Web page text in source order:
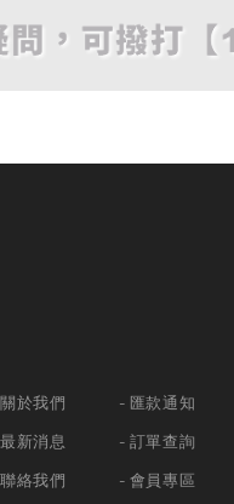
關於我們
最新消息
聯絡我們
匯款通知
訂單查詢
會員專區